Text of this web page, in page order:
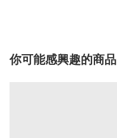
你可能感興趣的商品